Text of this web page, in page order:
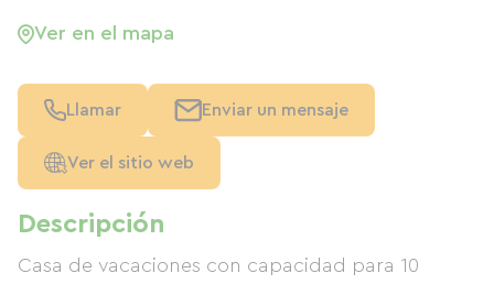
Descripción
Casa de vacaciones con capacidad para 10
Ver en el mapa
Llamar Enviar un mensaje
Ver el sitio web